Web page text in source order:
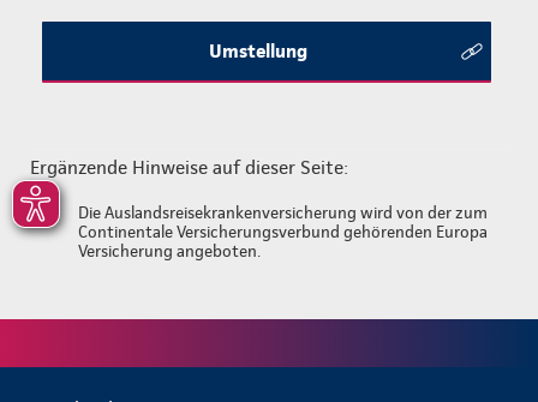
Umstellung
Ergänzende Hinweise auf dieser Seite:
[1]
Die Auslandsreisekrankenversicherung wird von der zum
Continentale Versicherungsverbund gehörenden Europa
Versicherung angeboten.